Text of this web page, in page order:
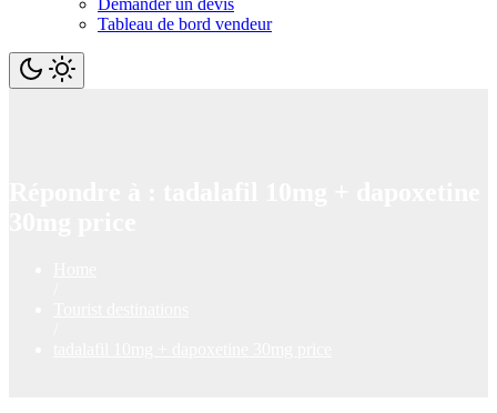
Tableau de bord vendeur